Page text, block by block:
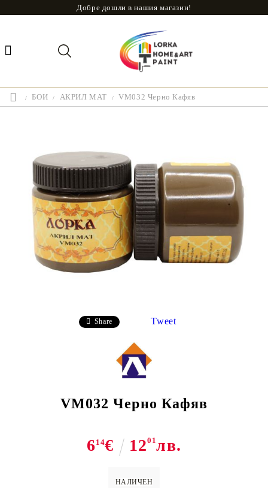
Добре дошли в нашия магазин!
БОИ АКРИЛ МАТ VM032 Черно Кафяв
Share Tweet
VM032 Черно Кафяв
614€ 1201лв.
НАЛИЧЕН